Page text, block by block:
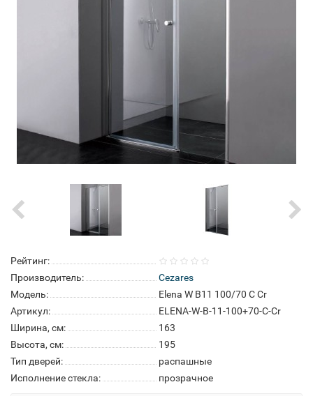
Рейтинг:
Производитель:
Cezares
Модель:
Elena W B11 100/70 C Cr
Артикул:
ELENA-W-B-11-100+70-C-Cr
Ширина, см:
163
Высота, см:
195
Тип дверей:
распашные
Исполнение стекла:
прозрачное